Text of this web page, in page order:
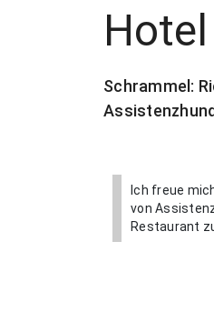
Schrammel:
Ich freue
von
Restaurant